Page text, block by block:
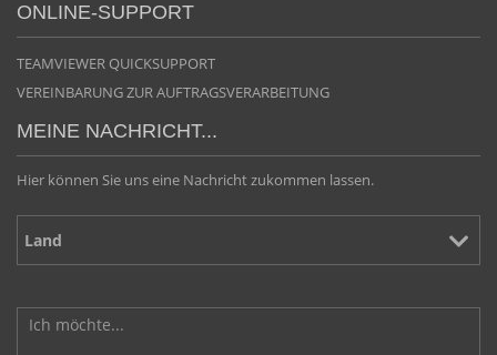
ONLINE-SUPPORT
TEAMVIEWER QUICKSUPPORT
VEREINBARUNG ZUR AUFTRAGSVERARBEITUNG
MEINE NACHRICHT...
Hier können Sie uns eine Nachricht zukommen lassen.